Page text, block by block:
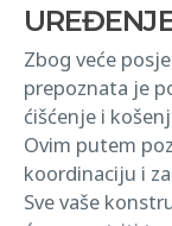
Zbog veće
prepoznata je
ćišćenje i
Ovim putem
koordinaciju i
Sve vaše